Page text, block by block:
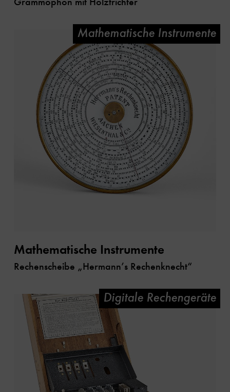
Mathematische Instrumente
Rechenscheibe „Hermann’s Rechenknecht“
Mathematische Instrumente
Digitale Rechengeräte